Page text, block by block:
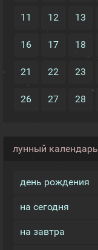
11 12 13
16 17 18
21 22 23
26 27 28
лунный календарь
день рождения
на сегодня
на завтра